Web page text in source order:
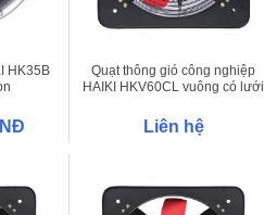
HK35B
Quạt thông gió công nghiệp
HAIKI HKV60CL vuông có lưới
Liên hệ